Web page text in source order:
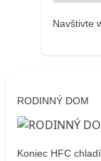
Navštivte
RODINNÝ DOM
Koniec HFC